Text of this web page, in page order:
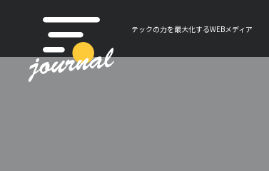
テックの力を最大化するWEBメディア